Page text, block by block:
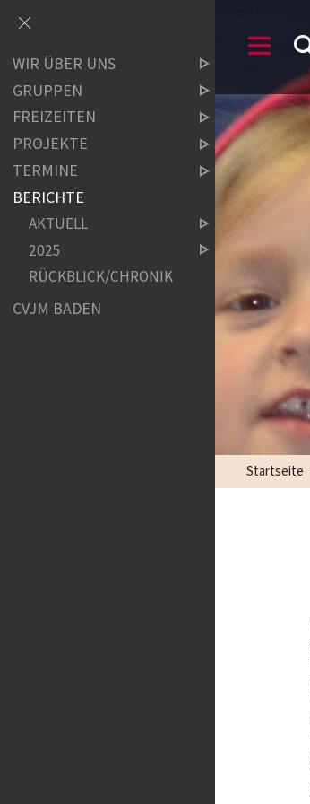
Startseite
WIR ÜBER UNS
GRUPPEN
FREIZEITEN
PROJEKTE
TERMINE
BERICHTE
AKTUELL
2025
RÜCKBLICK/CHRONIK
CVJM BADEN